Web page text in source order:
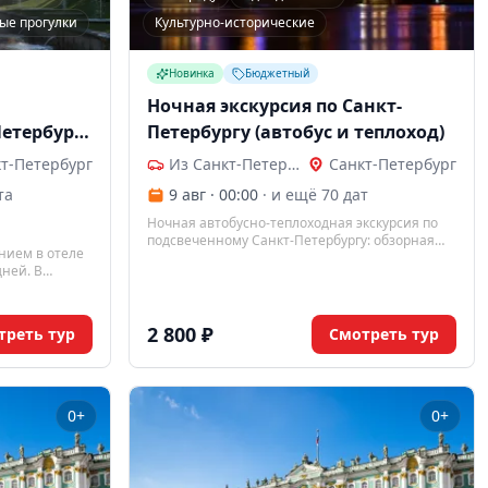
прогулки
Петербург
в отеле
В
тур
Культурно-исторические
Новинка Бюджетный
Ночная экскурсия по Санкт-
Петербургу (автобус и теплоход)
Из Санкт-Петербурга
Санкт-Петербург
9 авг · 00:00 · и ещё 70 дат
Ночная автобусно-теплоходная экскурсия по
подсвеченному Санкт-Петербургу: обзорная
2 800 ₽ Смотреть тур
0+ 0+